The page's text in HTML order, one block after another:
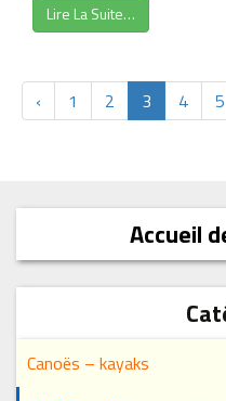
Lire La Suite…
‹ 1 2 3 4 5
Accueil
Canoës – kayaks